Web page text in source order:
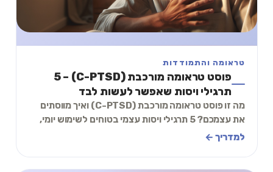
טראומה והתמודדות
פוסט טראומה מורכבת (C-PTSD) – 5
תרגילי ויסות שאפשר לעשות לבד
מה זו פוסט טראומה מורכבת (C-PTSD) ואיך מווסתים
את עצמכם? 5 תרגילי ויסות עצמי בטוחים לשימוש יומי,
עם תרגיל מעשי של 2 דקות.
למדריך ←